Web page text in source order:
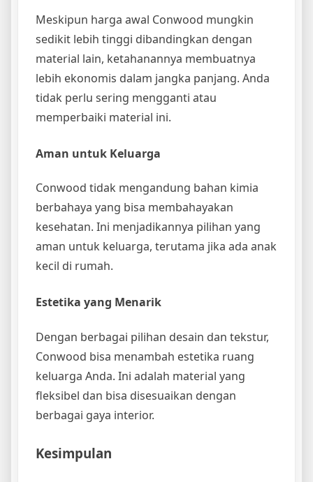
Meskipun harga awal Conwood mungkin
sedikit lebih tinggi dibandingkan dengan
material lain, ketahanannya membuatnya
lebih ekonomis dalam jangka panjang. Anda
tidak perlu sering mengganti atau
memperbaiki material ini.
Aman untuk Keluarga
Conwood tidak mengandung bahan kimia
berbahaya yang bisa membahayakan
kesehatan. Ini menjadikannya pilihan yang
aman untuk keluarga, terutama jika ada anak
kecil di rumah.
Estetika yang Menarik
Dengan berbagai pilihan desain dan tekstur,
Conwood bisa menambah estetika ruang
keluarga Anda. Ini adalah material yang
fleksibel dan bisa disesuaikan dengan
berbagai gaya interior.
Kesimpulan